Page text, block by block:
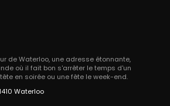
de Waterloo, une adresse étonnante,
où il fait bon s'arrêter le temps d'un
en soirée ou une fête le week-end.
Waterloo